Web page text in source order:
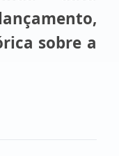
sobre a